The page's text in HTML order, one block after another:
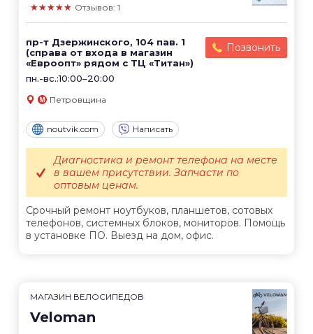
★★★★★ Отзывов: 1
пр-т Дзержинского, 104 пав. 1
(справа от входа в магазин
«Евроопт» рядом с ТЦ «Титан»)
пн.-вс.:10:00–20:00
Позвонить
Петровщина
noutvik.com Написать
Срочный ремонт ноутбуков, планшетов, сотовых
телефонов, системных блоков, мониторов. Помощь
в установке ПО. Выезд на дом, офис.
Диагностика и ремонт телефона на месте
в вашем присутствии. Запчасти по
оптовым ценам.
МАГАЗИН ВЕЛОСИПЕДОВ
Veloman